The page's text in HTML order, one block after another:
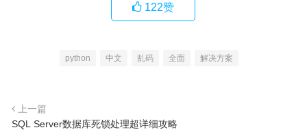
122赞
python 中文 乱码 全面 解决方案
上一篇
SQL Server数据库死锁处理超详细攻略